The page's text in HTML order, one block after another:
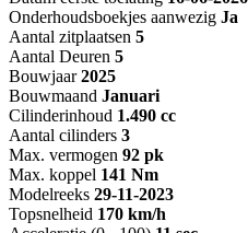
Onderhoudsboekjes aanwezig Ja
Aantal zitplaatsen 5
Aantal Deuren 5
Bouwjaar 2025
Bouwmaand Januari
Cilinderinhoud 1.490 cc
Aantal cilinders 3
Max. vermogen 92 pk
Max. koppel 141 Nm
Modelreeks 29-11-2023
Topsnelheid 170 km/h